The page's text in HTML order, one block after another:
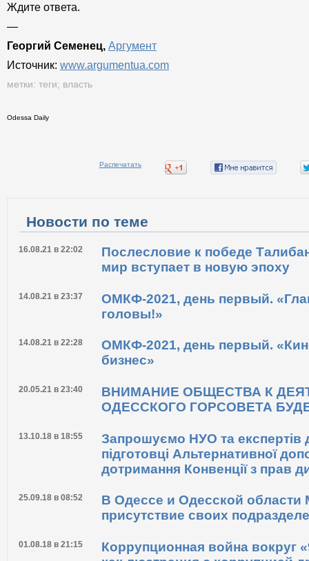
Ждите ответа.
—
Георгий Семенец, Аргумент
Источник: www.argumentua.com
метки: теги; власть
Odessa Daily
Распечатать
Новости по теме
16.08.21 в 22:02
Послесловие к победе
мир вступает в новую эпоху
14.08.21 в 23:37
ОМКФ-2021, день первый.
головы!»
14.08.21 в 22:28
ОМКФ-2021, день первый.
бизнес»
20.05.21 в 23:40
ВНИМАНИЕ ОБЩЕСТВА К
ОДЕССКОГО ГОРСОВЕТА
13.10.18 в 18:55
Запрошуємо НУО та експертів
підготовці Альтернативної
дотримання Конвенції з прав
25.09.18 в 08:52
В Одессе и Одесской области
присутствие своих
01.08.18 в 21:15
Коррупционная война вокруг